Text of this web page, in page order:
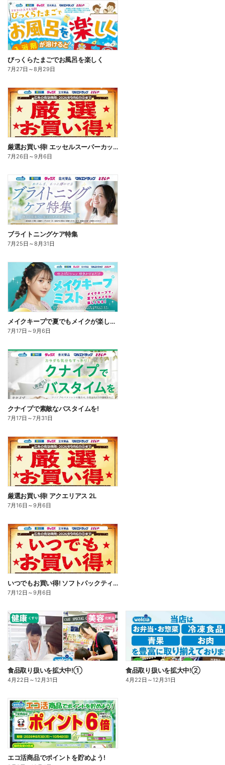
びっくらたまごでお風呂を楽しく
7月27日 ～8月29日
厳選お買い得! エッセルスーパーカップ
7月26日 ～9月6日
ブライトニングケア特集
7月25日 ～8月31日
メイクキープで夏でもメイクが楽しくなる!
7月17日 ～9月6日
クナイプで素敵なバスタイムを!
7月17日 ～7月31日
厳選お買い得! アクエリアス 2L
7月16日 ～9月6日
いつでもお買い得! ソフトパックティッシュ
7月12日 ～9月6日
食品取り扱いを拡大中!①
4月22日 ～12月31日
食品取り扱いを拡大中!②
4月22日 ～12月31日
エコ活商品でポイントを貯めよう!